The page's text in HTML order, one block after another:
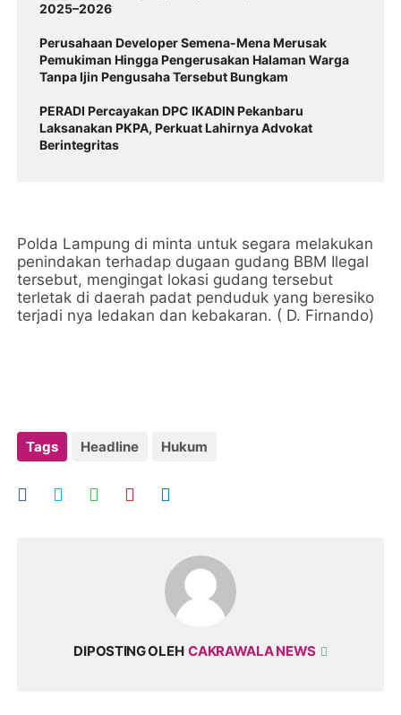
2025–2026
Perusahaan Developer Semena-Mena Merusak
Pemukiman Hingga Pengerusakan Halaman Warga
Tanpa Ijin Pengusaha Tersebut Bungkam
‎PERADI Percayakan DPC IKADIN Pekanbaru
Laksanakan PKPA, Perkuat Lahirnya Advokat
Berintegritas
Polda Lampung di minta untuk segara melakukan
penindakan terhadap dugaan gudang BBM Ilegal
tersebut, mengingat lokasi gudang tersebut
terletak di daerah padat penduduk yang beresiko
terjadi nya ledakan dan kebakaran. ( D. Firnando)
Tags Headline Hukum
DIPOSTING OLEH CAKRAWALA NEWS